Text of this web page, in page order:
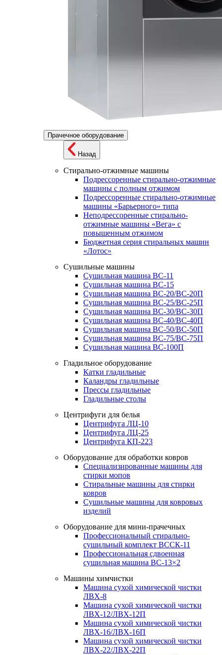
Прачечное оборудование
Назад
Стирально-отжимные машины
Подрессоренные стирально-отжимные
машины с полным отжимом
Подрессоренные стирально-отжимные
машины «Барьерного» типа
Неподрессоренные стирально-
отжимные машины «Вега» с
повышенным отжимом
Бюджетная серия стиральных машин
«Лотос»
Сушильные машины
Сушильная машина ВС-11
Сушильная машина ВС-15
Сушильная машина ВС-20/ВС-20П
Сушильная машина ВС-25/ВС-25П
Сушильная машина ВС-30/ВС-30П
Сушильная машина ВС-40/ВС-40П
Сушильная машина ВС-50/ВС-50П
Сушильная машина ВС-75/ВС-75П
Сушильная машина ВС-100П
Гладильное оборудование
Катки гладильные
Каландры гладильные
Прессы гладильные
Гладильные столы
Центрифуги для белья
Центрифуга ЛЦ-10
Центрифуга ЛЦ-25
Центрифуга КП-223
Оборудование для обработки ковров
Специализированные машины для
стирки мопов
Стиральные машины для стирки
ковров
Сушильные машины для ковровых
изделий
Оборудование для мини-прачечных
Профессиональный стирально-
сушильный комплект ВССК-11
Профессиональная сдвоенная
сушильная машина ВС-13×2
Машины химчистки
Машина сухой химической чистки
ЛВХ-8
Машина сухой химической чистки
ЛВХ-12/ЛВХ-12П
Машина сухой химической чистки
ЛВХ-16/ЛВХ-16П
Машина сухой химической чистки
ЛВХ-22/ЛВХ-22П